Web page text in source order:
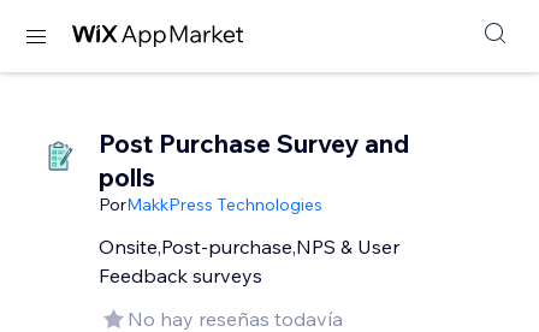
Post Purchase Survey and
polls
PorMakkPress Technologies
Onsite,Post-purchase,NPS & User
Feedback surveys
No hay reseñas todavía